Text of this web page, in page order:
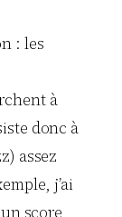
: les
à
donc à
assez
j’ai
score